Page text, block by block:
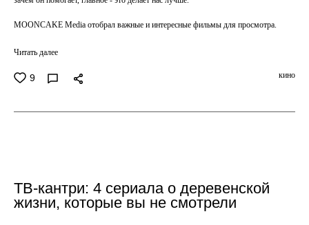
MOONCAKE Media отобрал важные и интересные фильмы для просмотра.
Читать далее
9 кино
ТВ-кантри: 4 сериала о деревенской
жизни, которые вы не смотрели